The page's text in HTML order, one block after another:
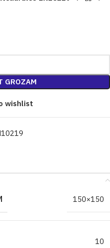
GROZAM
wishlist
150×150
10